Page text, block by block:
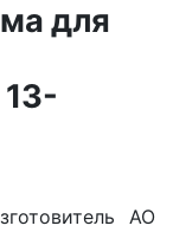
для
АО